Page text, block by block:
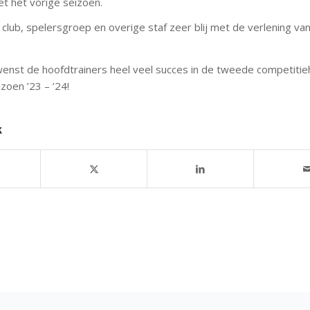
club, spelersgroep en overige staf zeer blij met de verlening
de hoofdtrainers heel veel succes in de tweede
’23 – ’24!